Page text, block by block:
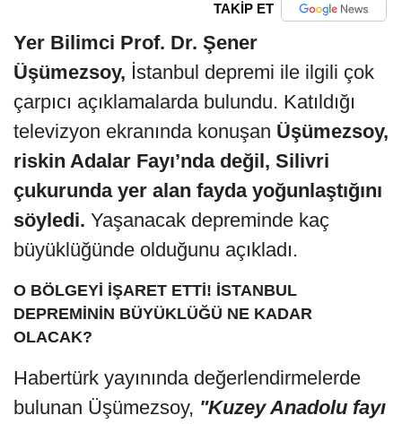
TAKİP ET
Yer Bilimci Prof. Dr. Şener
Üşümezsoy, İstanbul depremi ile ilgili çok
çarpıcı açıklamalarda bulundu. Katıldığı
televizyon ekranında konuşan Üşümezsoy,
riskin Adalar Fayı’nda değil, Silivri
çukurunda yer alan fayda yoğunlaştığını
söyledi. Yaşanacak depreminde kaç
büyüklüğünde olduğunu açıkladı.
O BÖLGEYİ İŞARET ETTİ! İSTANBUL
DEPREMİNİN BÜYÜKLÜĞÜ NE KADAR
OLACAK?
Habertürk yayınında değerlendirmelerde
bulunan Üşümezsoy, "Kuzey Anadolu fayı